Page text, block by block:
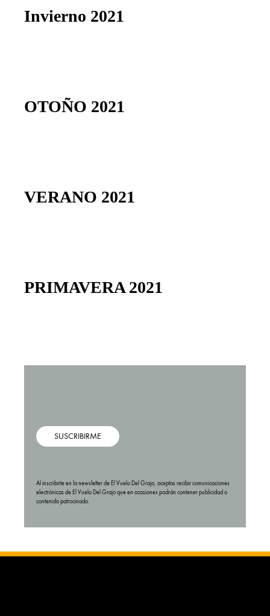
Invierno 2021
OTOÑO 2021
VERANO 2021
PRIMAVERA 2021
SUSCRIBIRME
Al inscribirte en la newsletter de El Vuelo Del Grajo, aceptas recibir comunicaciones
electrónicas de El Vuelo Del Grajo que en ocasiones podrán contener publicidad o
contenido patrocinado.